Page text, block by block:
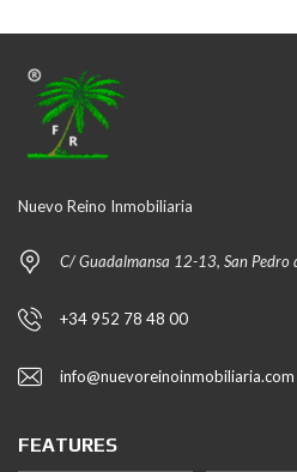
Nuevo Reino Inmobiliaria
C/ Guadalmansa 12-13, San Pedro
+34 952 78 48 00
info@nuevoreinoinmobiliaria.com
FEATURES